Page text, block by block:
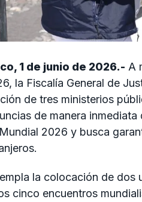
1 de junio de 2026.- A
la Fiscalía General de
de tres ministerios
de manera
2026 y busca
la colocación de dos
cinco encuentros